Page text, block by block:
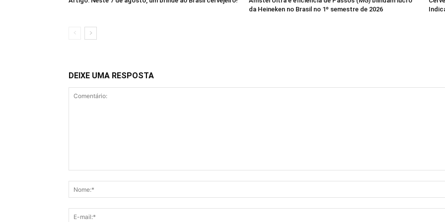
da Heineken no Brasil no 1º semestre de 2026
DEIXE UMA RESPOSTA